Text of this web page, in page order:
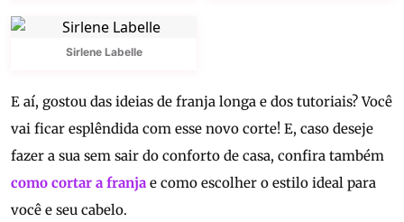
Sirlene Labelle
E aí, gostou das ideias de franja longa e dos tutoriais? Você
vai ficar esplêndida com esse novo corte! E, caso deseje
fazer a sua sem sair do conforto de casa, confira também
como cortar a franja e como escolher o estilo ideal para
você e seu cabelo.